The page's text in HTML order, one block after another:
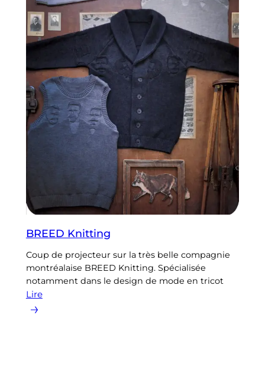
BREED Knitting
Coup de projecteur sur la très belle compagnie
montréalaise BREED Knitting. Spécialisée
notamment dans le design de mode en tricot
Lire